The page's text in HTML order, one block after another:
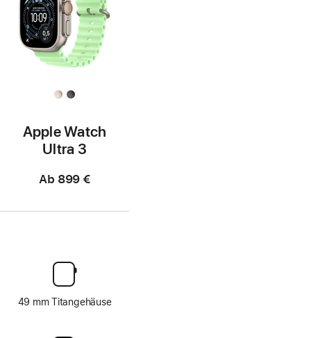
Apple Watch
Ultra 3
Ab 899 €
49 mm Titangehäuse